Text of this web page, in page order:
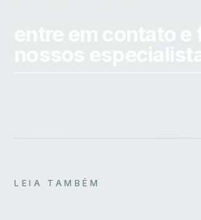
LEIA TAMBÉM